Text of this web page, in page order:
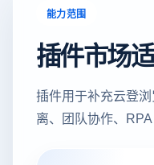
能力范围
插件市场
插件用于补充云登
离、团队协作、